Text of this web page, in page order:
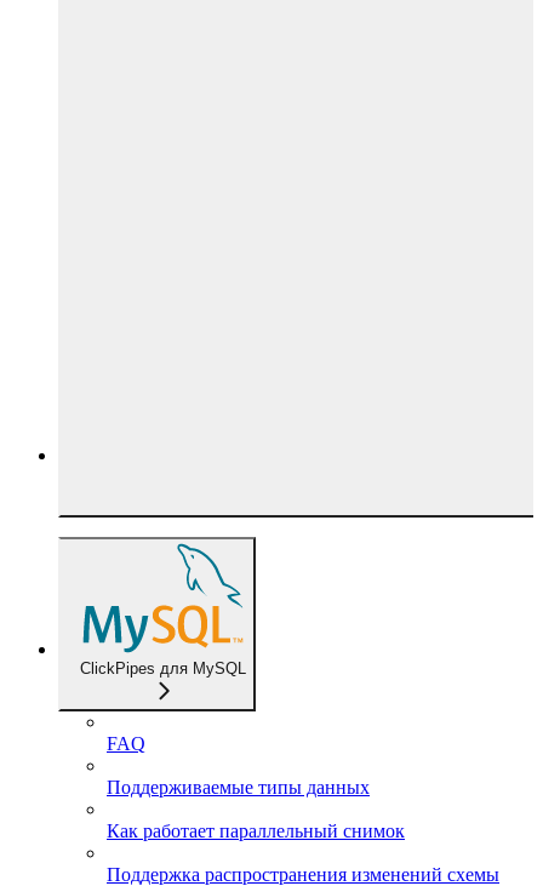
ClickPipes для MySQL
FAQ
Поддерживаемые типы данных
Как работает параллельный снимок
Поддержка распространения изменений схемы